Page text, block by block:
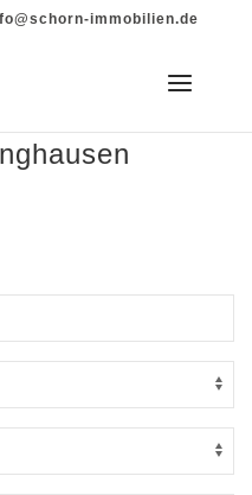
immobilien.de